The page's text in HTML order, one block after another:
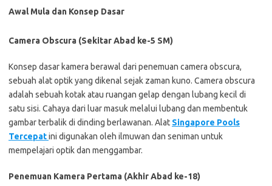
Awal Mula dan Konsep Dasar
Camera Obscura (Sekitar Abad ke-5 SM)
Konsep dasar kamera berawal dari penemuan camera obscura,
sebuah alat optik yang dikenal sejak zaman kuno. Camera obscura
adalah sebuah kotak atau ruangan gelap dengan lubang kecil di
satu sisi. Cahaya dari luar masuk melalui lubang dan membentuk
gambar terbalik di dinding berlawanan. Alat Singapore Pools
Tercepatini digunakan oleh ilmuwan dan seniman untuk
mempelajari optik dan menggambar.
Penemuan Kamera Pertama (Akhir Abad ke-18)